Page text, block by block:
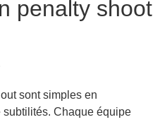
penalty shoot
sont simples en
Chaque équipe